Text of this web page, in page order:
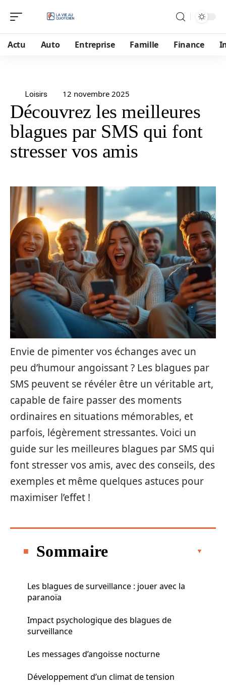
Actu Auto Entreprise Famille Finance
Loisirs 12 novembre 2025
Découvrez les meilleures
blagues par SMS qui font
stresser vos amis
Envie de pimenter vos échanges avec un
peu d’humour angoissant ? Les blagues par
SMS peuvent se révéler être un véritable art,
capable de faire passer des moments
ordinaires en situations mémorables, et
parfois, légèrement stressantes. Voici un
guide sur les meilleures blagues par SMS qui
font stresser vos amis, avec des conseils, des
exemples et même quelques astuces pour
maximiser l’effet !
Sommaire
Les blagues de surveillance : jouer avec la
paranoïa
Impact psychologique des blagues de
surveillance
Les messages d’angoisse nocturne
Développement d’un climat de tension